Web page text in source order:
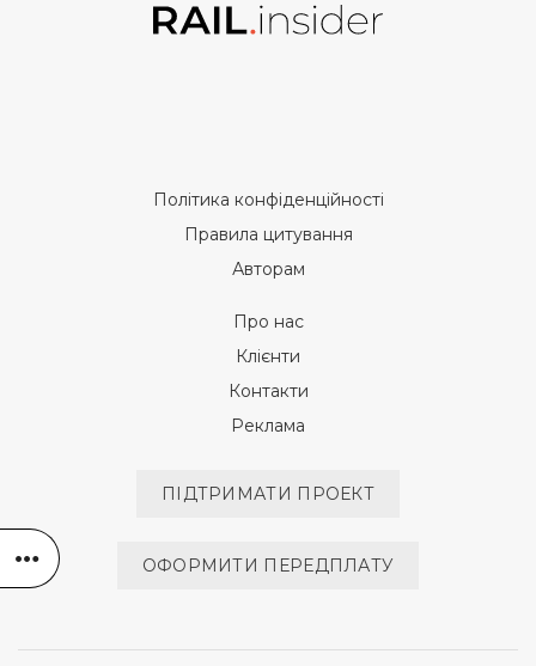
Політика конфіденційності
Правила цитування
Авторам
Про нас
Клієнти
Контакти
Реклама
ПІДТРИМАТИ ПРОЕКТ
ОФОРМИТИ ПЕРЕДПЛАТУ